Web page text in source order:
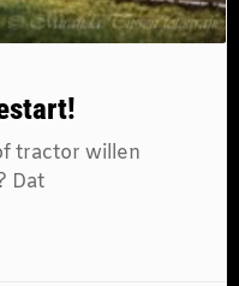
tractor willen
Dat